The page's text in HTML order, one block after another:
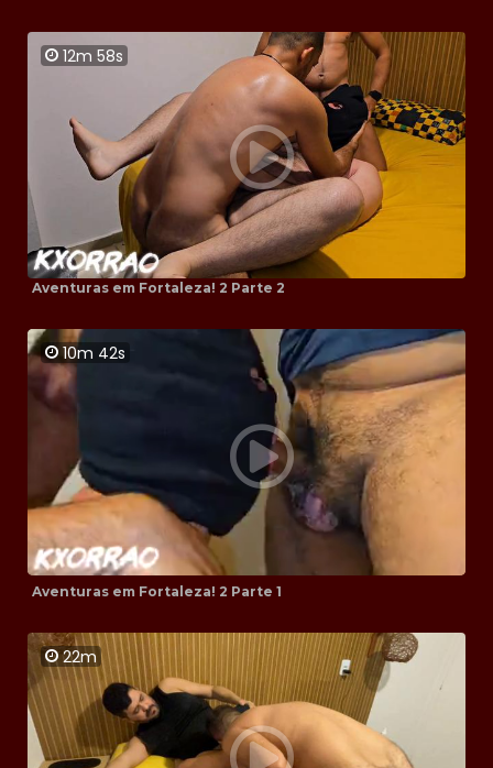
12m 58s
Aventuras em Fortaleza! 2 Parte 2
10m 42s
Aventuras em Fortaleza! 2 Parte 1
22m